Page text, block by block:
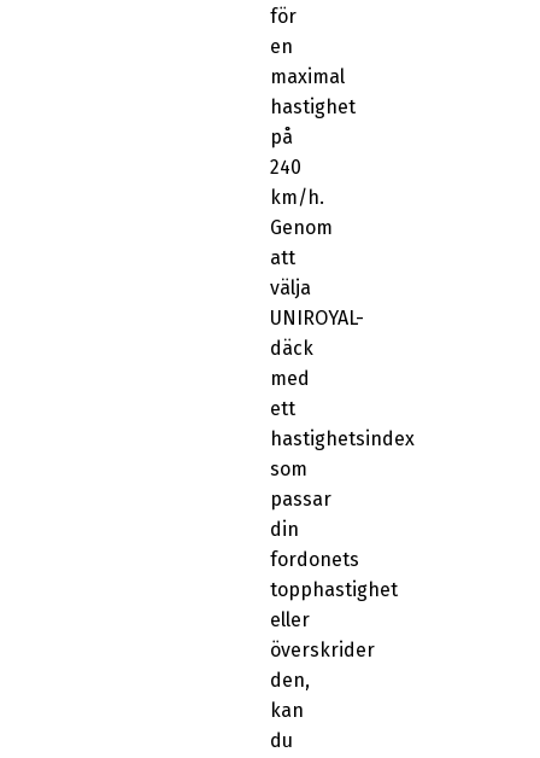
för
en
maximal
hastighet
på
240
km/h.
Genom
att
välja
UNIROYAL-
däck
med
ett
hastighetsindex
som
passar
din
fordonets
topphastighet
eller
överskrider
den,
kan
du